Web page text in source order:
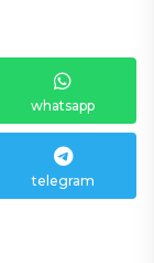
whatsapp
telegram